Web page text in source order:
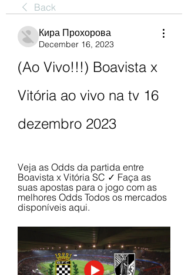
Back
Кира Прохорова
December 16, 2023
(Ao Vivo!!!) Boavista x
Vitória ao vivo na tv 16
dezembro 2023
Veja as Odds da partida entre
Boavista x Vitória SC ✓ Faça as
suas apostas para o jogo com as
melhores Odds Todos os mercados
disponíveis aqui.